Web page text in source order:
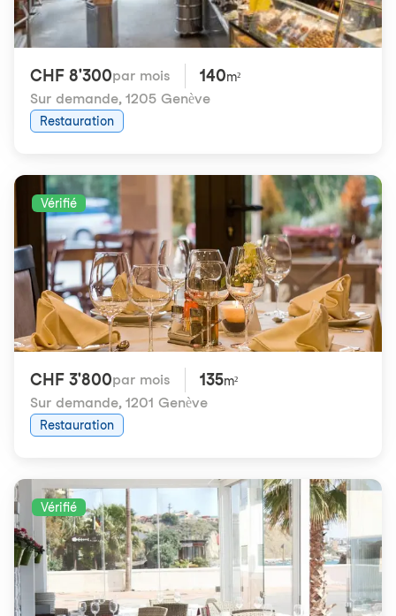
CHF 8'300par mois 140m²
Sur demande, 1205 Genève
Restauration
Vérifié
CHF 3'800par mois 135m²
Sur demande, 1201 Genève
Restauration
Vérifié